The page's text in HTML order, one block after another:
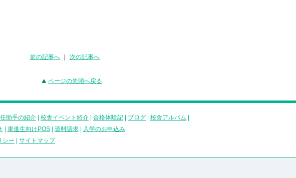
前の記事へ 次の記事へ
ページの先頭へ戻る
助手の紹介 校舎イベント紹介 合格体験記 ブログ 校舎アルバム
東進生向けPOS| 資料請求|
入学のお申込み
シー サイトマップ